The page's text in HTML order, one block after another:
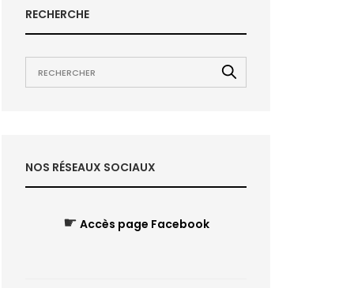
RECHERCHE
NOS RÉSEAUX SOCIAUX
☛ Accès page Facebook